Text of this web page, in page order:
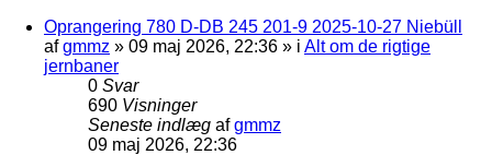
Oprangering 780 D-DB 245 201-9 2025-10-27 Niebüll
afgmmz » 09 maj 2026, 22:36 » i Alt om de rigtige
jernbaner
0 Svar
690 Visninger
Seneste indlæg afgmmz
09 maj 2026, 22:36